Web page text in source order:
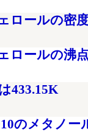
ロールの密
ロールの沸
433.15K
のメタノー